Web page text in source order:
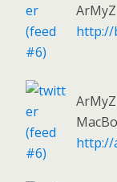
http://
http://